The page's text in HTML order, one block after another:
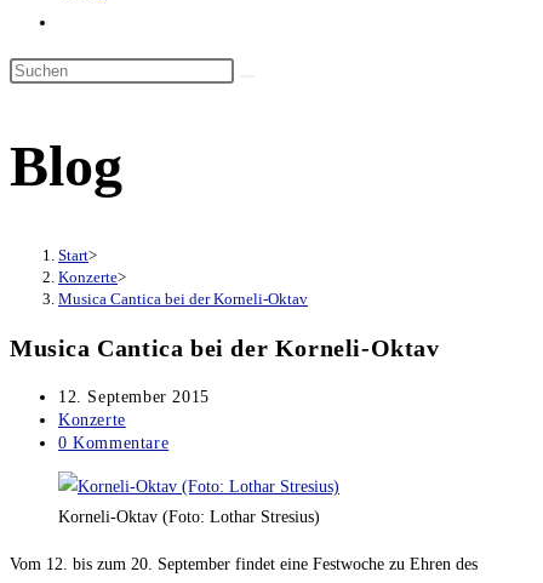
umschalten
Diese
Blog
Start>
Konzerte>
Musica Cantica bei der Korneli-Oktav
Musica Cantica bei der Korneli-Oktav
Beitrag
veröffentlicht:
12. September 2015
Beitrags-
Kategorie:
Konzerte
Beitrags-
0 Kommentare
Korneli-Oktav (Foto: Lothar Stresius)
Vom 12. bis zum 20. September findet eine Festwoche zu Ehren des